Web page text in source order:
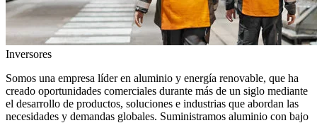
Inversores
Somos una empresa líder en aluminio y energía renovable, que ha
creado oportunidades comerciales durante más de un siglo mediante
el desarrollo de productos, soluciones e industrias que abordan las
necesidades y demandas globales. Suministramos aluminio con bajo